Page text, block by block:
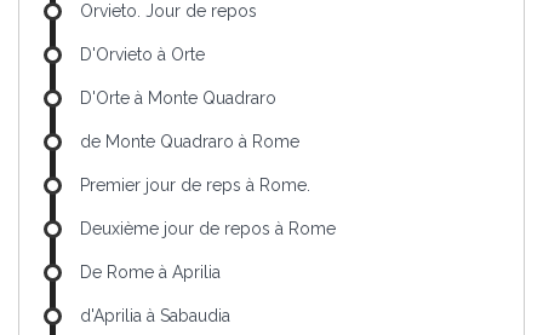
Orvieto. Jour de repos
D'Orvieto à Orte
D'Orte à Monte Quadraro
de Monte Quadraro à Rome
Premier jour de reps à Rome.
Deuxième jour de repos à Rome
De Rome à Aprilia
d'Aprilia à Sabaudia